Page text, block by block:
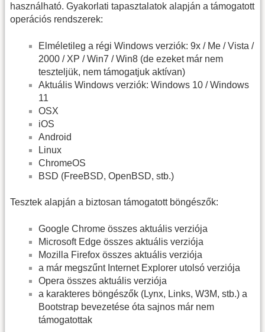
használható. Gyakorlati tapasztalatok alapján a támogatott
operációs rendszerek:
Elméletileg a régi Windows verziók: 9x / Me / Vista /
2000 / XP / Win7 / Win8 (de ezeket már nem
teszteljük, nem támogatjuk aktívan)
Aktuális Windows verziók: Windows 10 / Windows
11
OSX
iOS
Android
Linux
ChromeOS
BSD (FreeBSD, OpenBSD, stb.)
Tesztek alapján a biztosan támogatott böngészők:
Google Chrome összes aktuális verziója
Microsoft Edge összes aktuális verziója
Mozilla Firefox összes aktuális verziója
a már megszűnt Internet Explorer utolsó verziója
Opera összes aktuális verziója
a karakteres böngészők (Lynx, Links, W3M, stb.) a
Bootstrap bevezetése óta sajnos már nem
támogatottak